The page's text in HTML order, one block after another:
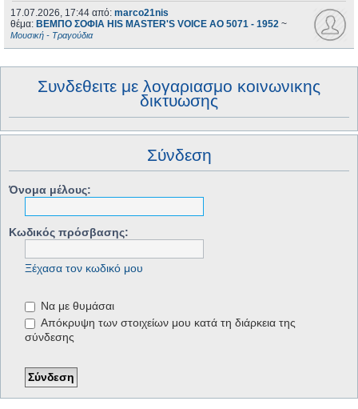
17.07.2026, 17:44 από: marco21nis
θέμα: ΒΕΜΠΟ ΣΟΦΙΑ HIS MASTER'S VOICE AO 5071 - 1952 ~
Μουσική - Τραγούδια
Συνδεθειτε με λογαριασμο κοινωνικης
δικτυωσης
Σύνδεση
Όνομα μέλους:
Κωδικός πρόσβασης:
Ξέχασα τον κωδικό μου
Να με θυμάσαι
Απόκρυψη των στοιχείων μου κατά τη διάρκεια της
σύνδεσης